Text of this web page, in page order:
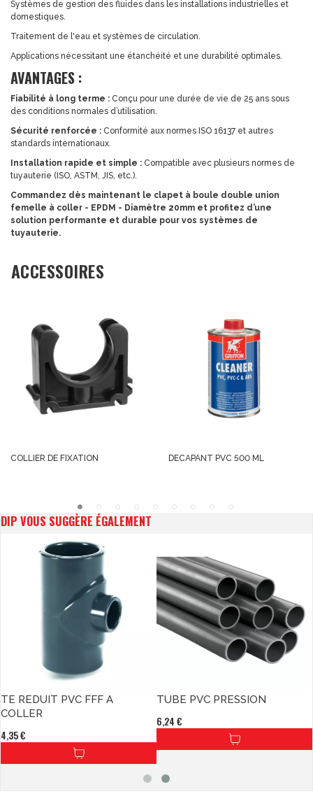
Systèmes de gestion des fluides dans les installations industrielles et
domestiques.
Traitement de l'eau et systèmes de circulation.
Applications nécessitant une étanchéité et une durabilité optimales.
AVANTAGES :
Fiabilité à long terme : Conçu pour une durée de vie de 25 ans sous
des conditions normales d’utilisation.
Sécurité renforcée : Conformité aux normes ISO 16137 et autres
standards internationaux.
Installation rapide et simple : Compatible avec plusieurs normes de
tuyauterie (ISO, ASTM, JIS, etc.).
Commandez dès maintenant le clapet à boule double union
femelle à coller - EPDM - Diamètre 20mm et profitez d’une
solution performante et durable pour vos systèmes de
tuyauterie.
ACCESSOIRES
COLLIER DE FIXATION DECAPANT PVC 500 ML
DIP VOUS SUGGÈRE ÉGALEMENT
TE REDUIT PVC FFF A
COLLER
4,35 €
TUBE PVC PRESSION
6,24 €
DÉTAILS